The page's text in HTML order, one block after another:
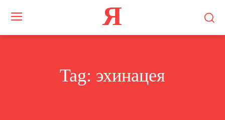
Я
Tag: эхинацея